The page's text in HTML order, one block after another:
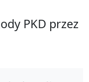
PKD przez